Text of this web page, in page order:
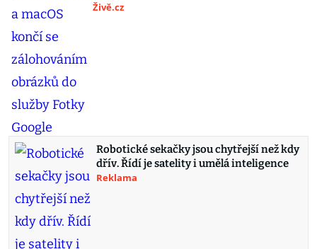
Živě.cz
Robotické sekačky jsou chytřejší než kdy
dřív. Řídí je satelity i umělá inteligence
Reklama